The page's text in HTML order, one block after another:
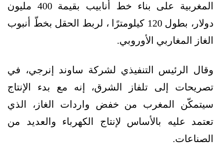
المغربية على بناء خط أنابيب بقيمة 400 مليون
دولار، بطول 120 كيلومترًا ، لربط الحقل بخطّ أنبوب
الغاز المغاربي الأوروبي.
وقال الرئيس التنفيذي لشركة ساوند إنرجي، في
تصريحات إلى تلفاز الشرق، إنه مع بدء الإنتاج
سيتمكّن المغرب من خفض واردات الغاز، الذي
تعتمد عليه بالأساس لإنتاج الكهرباء والعديد من
الصناعات.